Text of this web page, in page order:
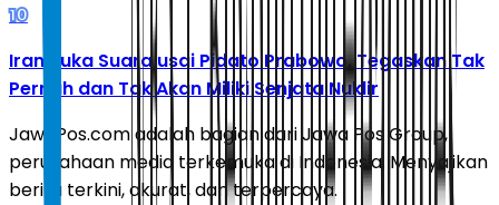
10
Iran Buka Suara usai Pidato Prabowo, Tegaskan Tak
Pernah dan Tak Akan Miliki Senjata Nuklir
JawaPos.com adalah bagian dari Jawa Pos Group,
perusahaan media terkemuka di Indonesia. Menyajikan
berita terkini, akurat, dan terpercaya.